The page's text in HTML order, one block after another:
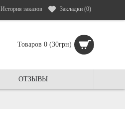
История заказов Закладки (0)
Товаров 0 (30грн)
ОТЗЫВЫ